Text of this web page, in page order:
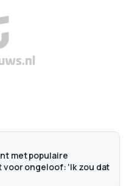
met populaire
ongeloof: 'Ik zou dat